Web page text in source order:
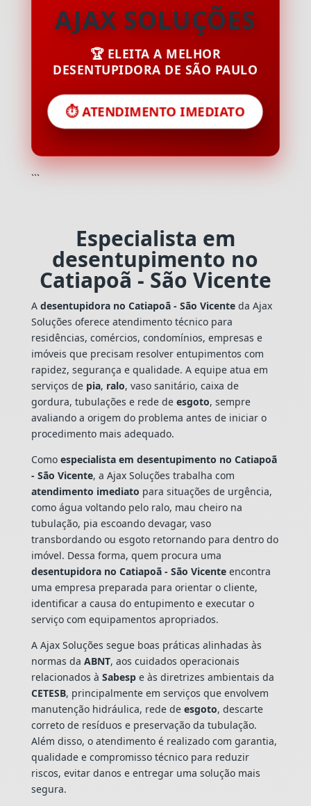
AJAX SOLUÇÕES
🏆 ELEITA A MELHOR
DESENTUPIDORA DE SÃO PAULO
⏱️ ATENDIMENTO IMEDIATO
```
Especialista em
desentupimento no
Catiapoã - São Vicente
A desentupidora no Catiapoã - São Vicenteda Ajax
Soluções oferece atendimento técnico para
residências, comércios, condomínios, empresas e
imóveis que precisam resolver entupimentos com
rapidez, segurança e qualidade. A equipe atua em
serviços de pia, ralo, vaso sanitário, caixa de
gordura, tubulações e rede de esgoto, sempre
avaliando a origem do problema antes de iniciar o
procedimento mais adequado.
Como especialista em desentupimento no Catiapoã
- São Vicente, a Ajax Soluções trabalha com
atendimento imediato para situações de urgência,
como água voltando pelo ralo, mau cheiro na
tubulação, pia escoando devagar, vaso
transbordando ou esgoto retornando para dentro do
imóvel. Dessa forma, quem procura uma
desentupidora no Catiapoã - São Vicenteencontra
uma empresa preparada para orientar o cliente,
identificar a causa do entupimento e executar o
serviço com equipamentos apropriados.
A Ajax Soluções segue boas práticas alinhadas às
normas da ABNT, aos cuidados operacionais
relacionados à Sabespe às diretrizes ambientais da
CETESB, principalmente em serviços que envolvem
manutenção hidráulica, rede de esgoto, descarte
correto de resíduos e preservação da tubulação.
Além disso, o atendimento é realizado com garantia,
qualidade e compromisso técnico para reduzir
riscos, evitar danos e entregar uma solução mais
segura.